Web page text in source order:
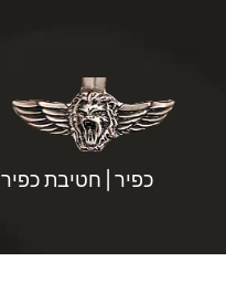
כפיר | חטיבת כפיר